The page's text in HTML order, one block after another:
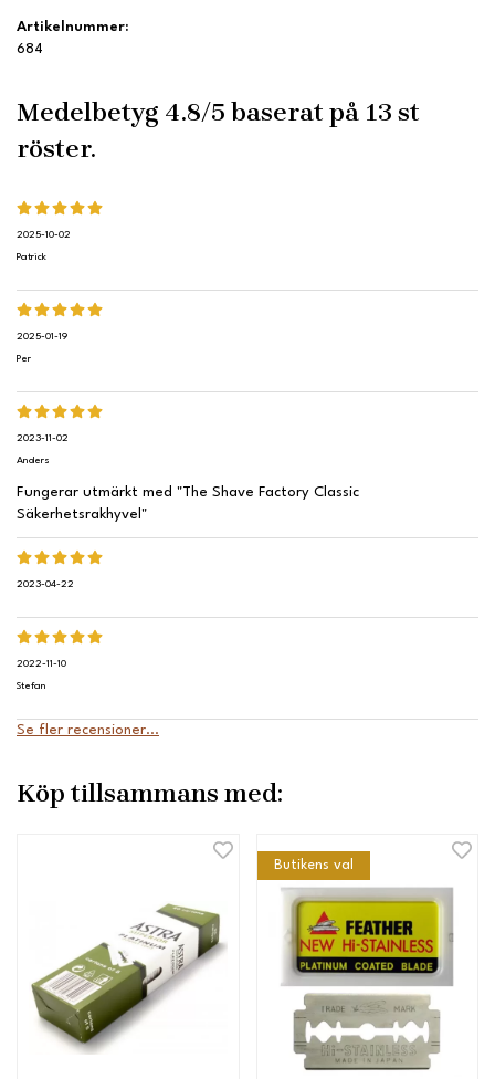
Artikelnummer:
684
Medelbetyg 4.8/5 baserat på 13 st
röster.
2025-10-02
Patrick
2025-01-19
Per
2023-11-02
Anders
Fungerar utmärkt med "The Shave Factory Classic
Säkerhetsrakhyvel"
2023-04-22
2022-11-10
Stefan
Se fler recensioner...
Köp tillsammans med:
Butikens val